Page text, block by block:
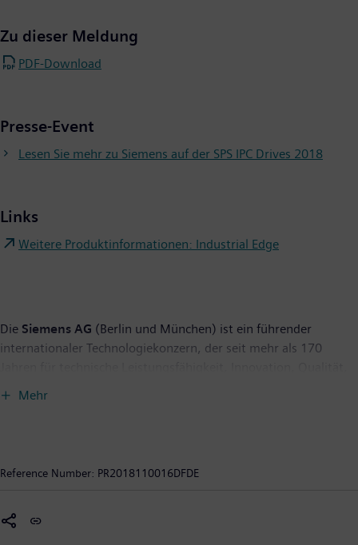
Zu dieser Meldung
PDF-Download
Presse-Event
Lesen Sie mehr zu Siemens auf der SPS IPC Drives 2018
Links
Weitere Produktinformationen: Industrial Edge
Die Siemens AG (Berlin und München) ist ein führender
internationaler Technologiekonzern, der seit mehr als 170
Infrastrukturlösungen sowie bei Automatisierungs-, Antriebs-
Mehr
Reference Number: PR2018110016DFDE